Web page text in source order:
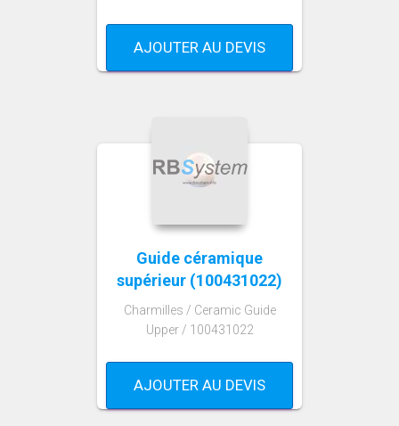
AJOUTER AU DEVIS
Guide céramique
supérieur (100431022)
Charmilles / Ceramic Guide
Upper / 100431022
AJOUTER AU DEVIS